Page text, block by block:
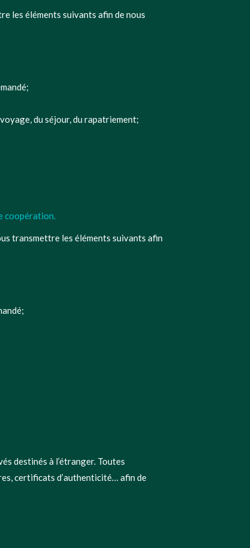
les éléments suivants afin de nous
du séjour, du rapatriement;
coopération.
transmettre les éléments suivants afin
destinés à l’étranger. Toutes
certificats d’authenticité… afin de